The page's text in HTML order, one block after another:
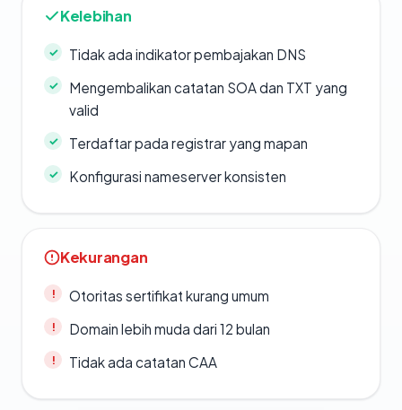
Kelebihan
Tidak ada indikator pembajakan DNS
Mengembalikan catatan SOA dan TXT yang
valid
Terdaftar pada registrar yang mapan
Konfigurasi nameserver konsisten
Kekurangan
Otoritas sertifikat kurang umum
Domain lebih muda dari 12 bulan
Tidak ada catatan CAA